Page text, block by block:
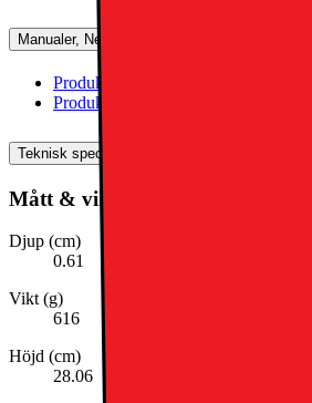
Manualer, Nedladdningar, Reklamation &
Produktinformation(engelska)
Produktinformation (svenska)
Teknisk specifikation
Mått & vikt
Djup (cm)
0.61
Vikt (g)
616
Höjd (cm)
28.06